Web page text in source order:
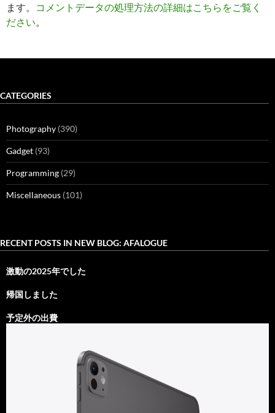
ます。
コメントデータの処理方法の詳細はこちらをご覧く
ださい
CATEGORIES
Photography (390)
Gadget (93)
Programming (29)
Miscellaneous (101)
RECENT POSTS IN NEW BLOG: AFALOGUE
激動の2025年でした
帰国しました
予定外の出費